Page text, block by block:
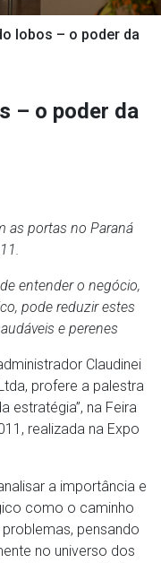
lobos – o poder da
– o poder da
as portas no Paraná
entender o negócio,
pode reduzir estes
e perenes
Claudinei
profere a palestra
estratégia”, na Feira
realizada na Expo
a importância e
como o caminho
pensando
no universo dos